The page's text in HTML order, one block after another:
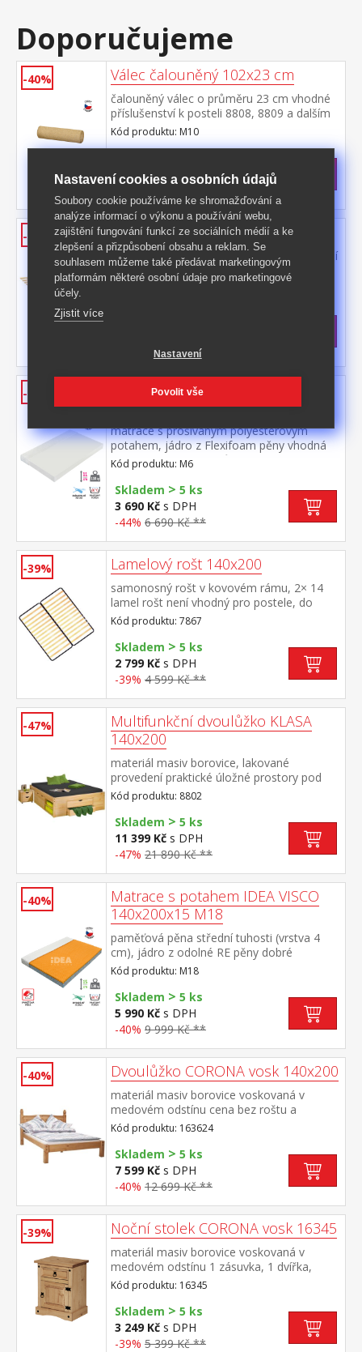
Doporučujeme
-40% Válec čalouněný 102x23 cm
čalouněný válec o průměru 23 cm vhodné
příslušenství k posteli 8808, 8809 a dalším
Kód produktu: M10
1 899 Kčs DPH
-40% Rošt 140x200
materiál masiv smrk, nelakované provedení
14 latí spojených textilním tkalounem
1 499 Kč **
-44%
Matrace CLASSIC PLUS
140x200x11 M6
matrace s prošívaným polyesterovým
potahem, jádro z Flexifoam pěny vhodná
pro všechny typy roštů potah snímatelný a
pratelný do 40 °C doporučená nosnost do
110 kg
Kód produktu: M6
Skladem > 5 ks
3 690 Kč s DPH
-44% 6 690 Kč **
-39% Lamelový rošt 140x200
samonosný rošt v kovovém rámu, 2× 14
lamel rošt není vhodný pro postele, do
kterých má být použit laťkový rošt R3
Kód produktu: 7867
Skladem > 5 ks
2 799 Kč s DPH
-39% 4 599 Kč **
-47%
Multifunkční dvoulůžko KLASA
140x200
materiál masiv borovice, lakované
provedení praktické úložné prostory pod
postelí, výška sedu 44,5 cm 2 výsuvné noční
stolky a rošt (dřevěný laťkový) jsou v
ceně, matrace není v ceně doporučený
rozměr matrace 140 × 200 cm (M6)
Kód produktu: 8802
Skladem > 5 ks
11 399 Kč s DPH
-47% 21 890 Kč **
-40%
Matrace s potahem IDEA VISCO
140x200x15 M18
paměťová pěna střední tuhosti (vrstva 4
cm), jádro z odolné RE pěny dobré
ortopedické vlastností a dlouhá životnost
matrace vhodná pro všechny typy roštů
potah prodyšný, vyrobený ze dvou částí,
snímatelný a pratelný do 60 °C doporučená
nosnost do 130 kg
Kód produktu: M18
Skladem > 5 ks
5 990 Kč s DPH
-40% 9 999 Kč **
-40% Dvoulůžko CORONA vosk 140x200
materiál masiv borovice voskovaná v
medovém odstínu cena bez roštu a
matrace doporučený rozměr matrace 140 ×
200 cm a rošt R3 součást sestavy Corona
Kód produktu: 163624
Skladem > 5 ks
7 599 Kč s DPH
-40% 12 699 Kč **
-39% Noční stolek CORONA vosk 16345
materiál masiv borovice voskovaná v
medovém odstínu 1 zásuvka, 1 dvířka,
hloubka zásuvky 30 cm, kovové ozdobné
úchytky možnost montáže pantů na levou i
pravou stranu součást sestavy Corona
Kód produktu: 16345
Skladem > 5 ks
3 249 Kč s DPH
-39% 5 399 Kč **
Nastavení cookies a osobních údajů
Soubory cookie používáme ke shromažďování a
analýze informací o výkonu a používání webu,
zajištění fungování funkcí ze sociálních médií a ke
zlepšení a přizpůsobení obsahu a reklam. Se
souhlasem můžeme také předávat marketingovým
platformám některé osobní údaje pro marketingové
účely.
Zjistit více
Nastavení
Povolit vše